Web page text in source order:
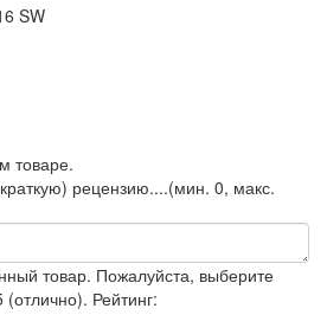
SW
товаре.
рецензию....(мин. 0, макс.
товар. Пожалуйста, выберите
(отлично). Рейтинг: